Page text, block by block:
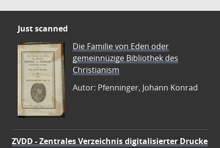
Just scanned
Die Familie von Eden oder
gemeinnüzige Bibliothek des
Christianism
Autor: Pfenninger, Johann Konrad
ZVDD - Zentrales Verzeichnis digitalisierter Drucke